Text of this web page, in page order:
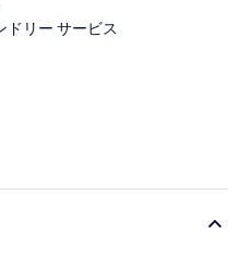
ドリー サービス